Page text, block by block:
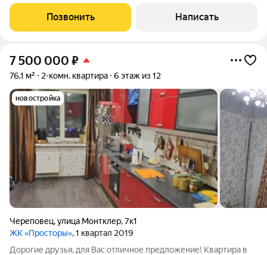
застеклена деревянными рамами лоджия,
Позвонить Написать
7 500 000 ₽
76,1 м² 2-комн. квартира 6 этаж из 12
новостройка
Череповец,улица Монтклер,7к1
ЖК «Просторы», 1 квартал 2019
Дорогие друзья, для Вас отличное предложение! Квартира в